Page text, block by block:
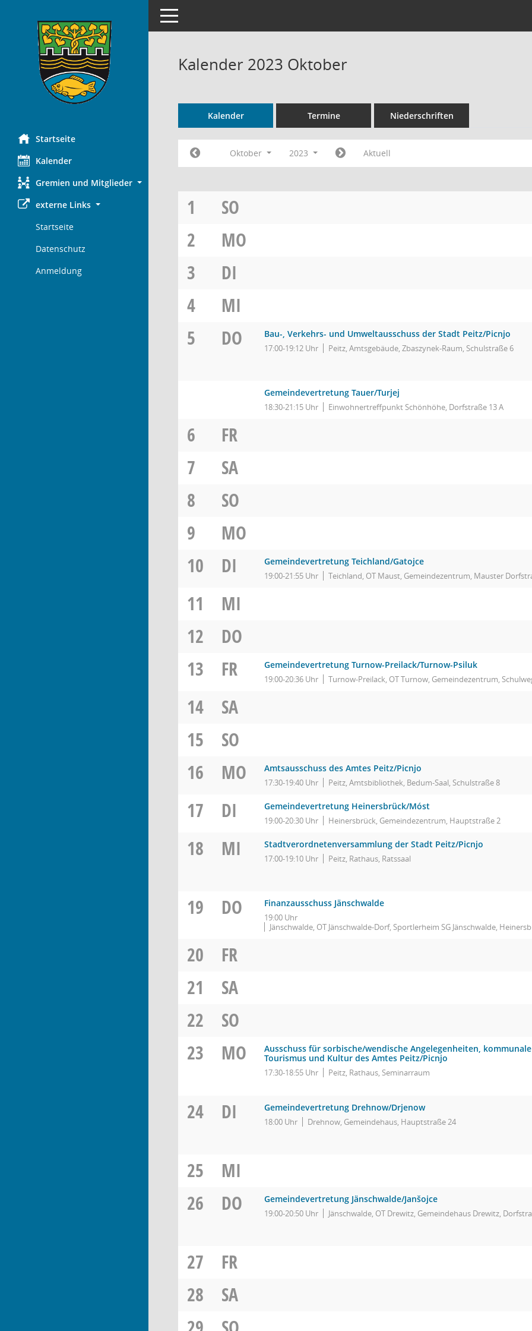
Startseite
Kalender
Gremien und Mitglieder
externe Links
Startseite
Datenschutz
Anmeldung
Toggle navigation
Kalender 2023 Oktober
Kalender Termine Niederschriften
Oktober 2023 Aktuell
1
SO
2
MO
3
DI
4
MI
5
DO Bau-, Verkehrs- und Umweltausschuss der Stadt Peitz/Picnjo
17:00-19:12 Uhr Peitz, Amtsgebäude, Zbaszynek-Raum, Schulstraße 6
Gemeindevertretung Tauer/Turjej
18:30-21:15 Uhr Einwohnertreffpunkt Schönhöhe, Dorfstraße 13 A
6
FR
7
SA
8
SO
9
MO
10
DI Gemeindevertretung Teichland/Gatojce
19:00-21:55 Uhr Teichland, OT Maust, Gemeindezentrum, Mauster
11
MI
12
DO
13
FR Gemeindevertretung Turnow-Preilack/Turnow-Psiluk
19:00-20:36 Uhr Turnow-Preilack, OT Turnow, Gemeindezentrum,
14
SA
15
SO
16
MO Amtsausschuss des Amtes Peitz/Picnjo
17:30-19:40 Uhr Peitz, Amtsbibliothek, Bedum-Saal, Schulstraße 8
17 DI Gemeindevertretung Heinersbrück/Móst
19:00-20:30 Uhr Heinersbrück, Gemeindezentrum, Hauptstraße 2
18 MI Stadtverordnetenversammlung der Stadt Peitz/Picnjo
17:00-19:10 Uhr Peitz, Rathaus, Ratssaal
19 DO Finanzausschuss Jänschwalde
19:00 Uhr
Jänschwalde, OT Jänschwalde-Dorf, Sportlerheim SG Jänschwalde,
20
FR
21
SA
22
SO
23
MO
Ausschuss für sorbische/wendische Angelegenheiten,
Tourismus und Kultur des Amtes Peitz/Picnjo
17:30-18:55 Uhr Peitz, Rathaus, Seminarraum
24 DI Gemeindevertretung Drehnow/Drjenow
18:00 Uhr Drehnow, Gemeindehaus, Hauptstraße 24
25
MI
26
DO Gemeindevertretung Jänschwalde/Janšojce
19:00-20:50 Uhr Jänschwalde, OT Drewitz, Gemeindehaus Drewitz,
27
FR
28
SA